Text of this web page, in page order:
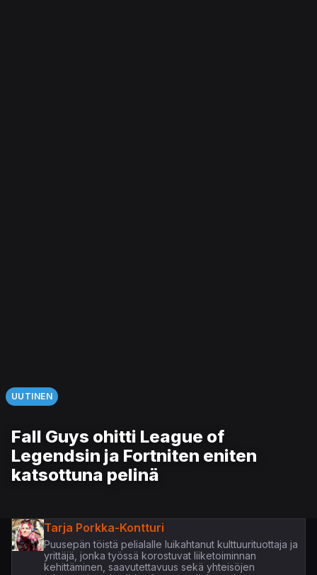
UUTINEN
Fall Guys ohitti League of
Legendsin ja Fortniten eniten
katsottuna pelinä
Tarja Porkka-Kontturi
Puusepän töistä pelialalle luikahtanut kulttuurituottaja ja
yrittäjä, jonka työssä korostuvat liiketoiminnan
kehittäminen, saavutettavuus sekä yhteisöjen